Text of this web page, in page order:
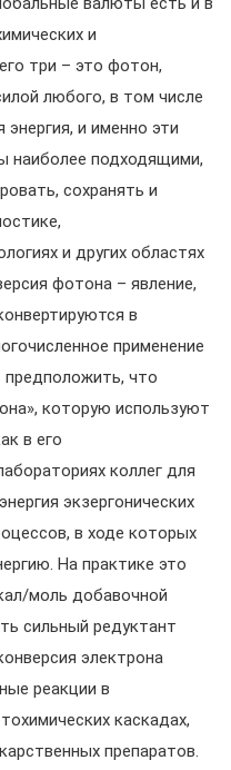
и
три – это фотон,
любого, в том числе
энергия, и именно эти
наиболее подходящими,
сохранять и
и других областях
фотона – явление,
в
применение
предположить, что
которую используют
в его
коллег для
экзергонических
в ходе которых
На практике это
моль добавочной
сильный редуктант
электрона
реакции в
каскадах,
препаратов.